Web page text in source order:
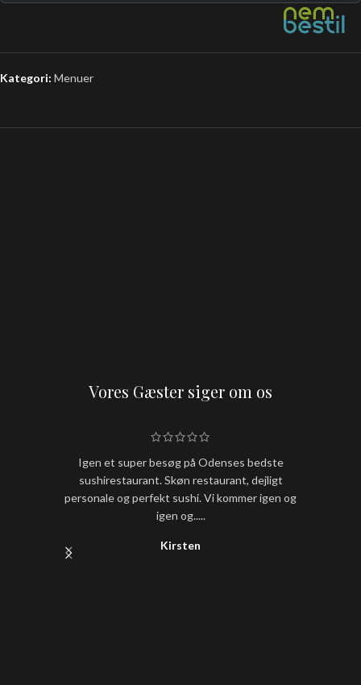
Kategori: Menuer
Vores Gæster siger om os
Igen et super besøg på Odenses bedste
sushirestaurant. Skøn restaurant, dejligt
personale og perfekt sushi. Vi kommer igen og
igen og.....
Kirsten